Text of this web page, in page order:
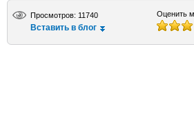
Просмотров: 11740
Вставить в блог
Оценить